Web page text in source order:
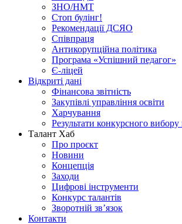
ЗНО/НМТ
Стоп булінг!
Рекомендації ДСЯО
Співпраця
Антикорупційна політика
Програма «Успішний педагог»
Є-ліцей
Відкриті дані
Фінансова звітність
Закупівлі управління освіти
Харчування
Результати конкурсного вибору
Талант Хаб
Про проєкт
Новини
Концепція
Заходи
Цифрові інструменти
Конкурс талантів
Зворотній зв’язок
Контакти